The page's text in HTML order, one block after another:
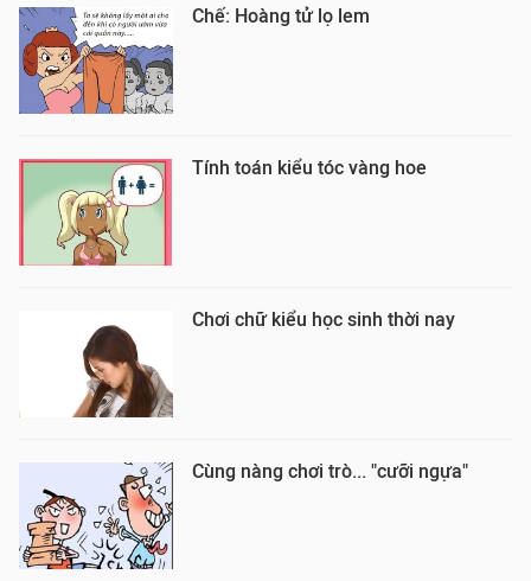
Chế: Hoàng tử lọ lem
Tính toán kiểu tóc vàng hoe
Chơi chữ kiểu học sinh thời nay
Cùng nàng chơi trò... "cưỡi ngựa"